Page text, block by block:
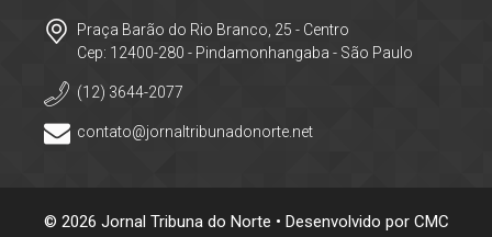
Praça Barão do Rio Branco, 25 - Centro
Cep: 12400-280 - Pindamonhangaba - São Paulo
(12) 3644-2077
contato@jornaltribunadonorte.net
© 2026 Jornal Tribuna do Norte • Desenvolvido por CMC